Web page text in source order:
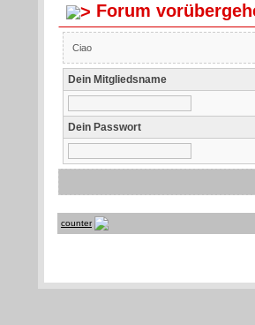
Forum
Ciao
Dein Mitgliedsname
Dein Passwort
counter